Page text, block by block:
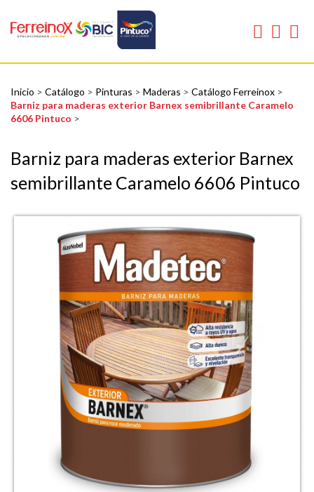
Inicio > Catálogo > Pinturas > Maderas > Catálogo Ferreinox >
Barniz para maderas exterior Barnex semibrillante Caramelo
6606 Pintuco >
Barniz para maderas exterior Barnex
semibrillante Caramelo 6606 Pintuco